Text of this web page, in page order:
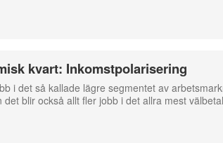
kvart: Inkomstpolarisering
i det så kallade lägre segmentet av
det blir också allt fler jobb i det allra mest